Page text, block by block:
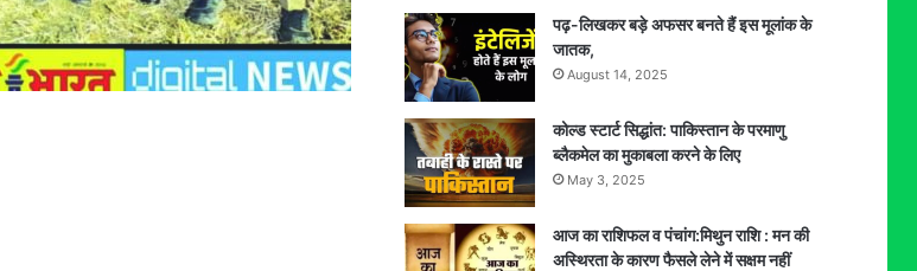
पढ़-लिखकर बड़े अफसर बनते हैं इस मूलांक के
जातक,
August 14, 2025
कोल्ड स्टार्ट सिद्धांत: पाकिस्तान के परमाणु
ब्लैकमेल का मुकाबला करने के लिए
May 3, 2025
आज का राशिफल व पंचांग:मिथुन राशि : मन की
अस्थिरता के कारण फैसले लेने में सक्षम नहीं